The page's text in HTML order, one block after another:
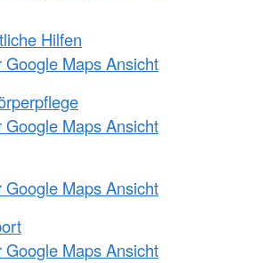
Hilfen
Google Maps Ansicht
Google Maps Ansicht
Google Maps Ansicht
Google Maps Ansicht